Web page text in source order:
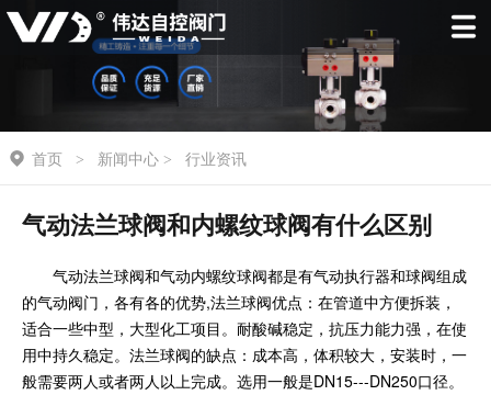
首页 > 新闻中心 > 行业资讯
气动法兰球阀和内螺纹球阀有什么区别
气动法兰球阀和气动内螺纹球阀都是有气动执行器和球阀组成
的气动阀门，各有各的优势,法兰球阀优点：在管道中方便拆装，
适合一些中型，大型化工项目。耐酸碱稳定，抗压力能力强，在使
用中持久稳定。法兰球阀的缺点：成本高，体积较大，安装时，一
般需要两人或者两人以上完成。选用一般是DN15---DN250口径。